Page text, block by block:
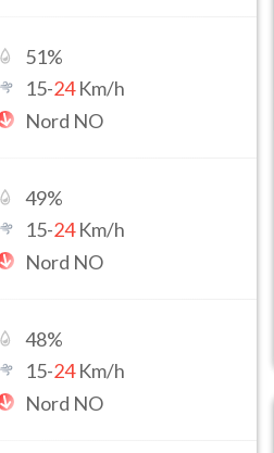
51%
15-24Km/h
Nord NO
49%
15-24Km/h
Nord NO
48%
15-24Km/h
Nord NO